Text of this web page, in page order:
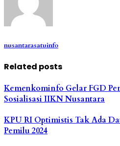
nusantarasatuinfo
Related posts
Kemenkominfo Gelar FGD
Sosialisasi IIKN Nusantara
KPU RI Optimistis Tak Ada
Pemilu 2024